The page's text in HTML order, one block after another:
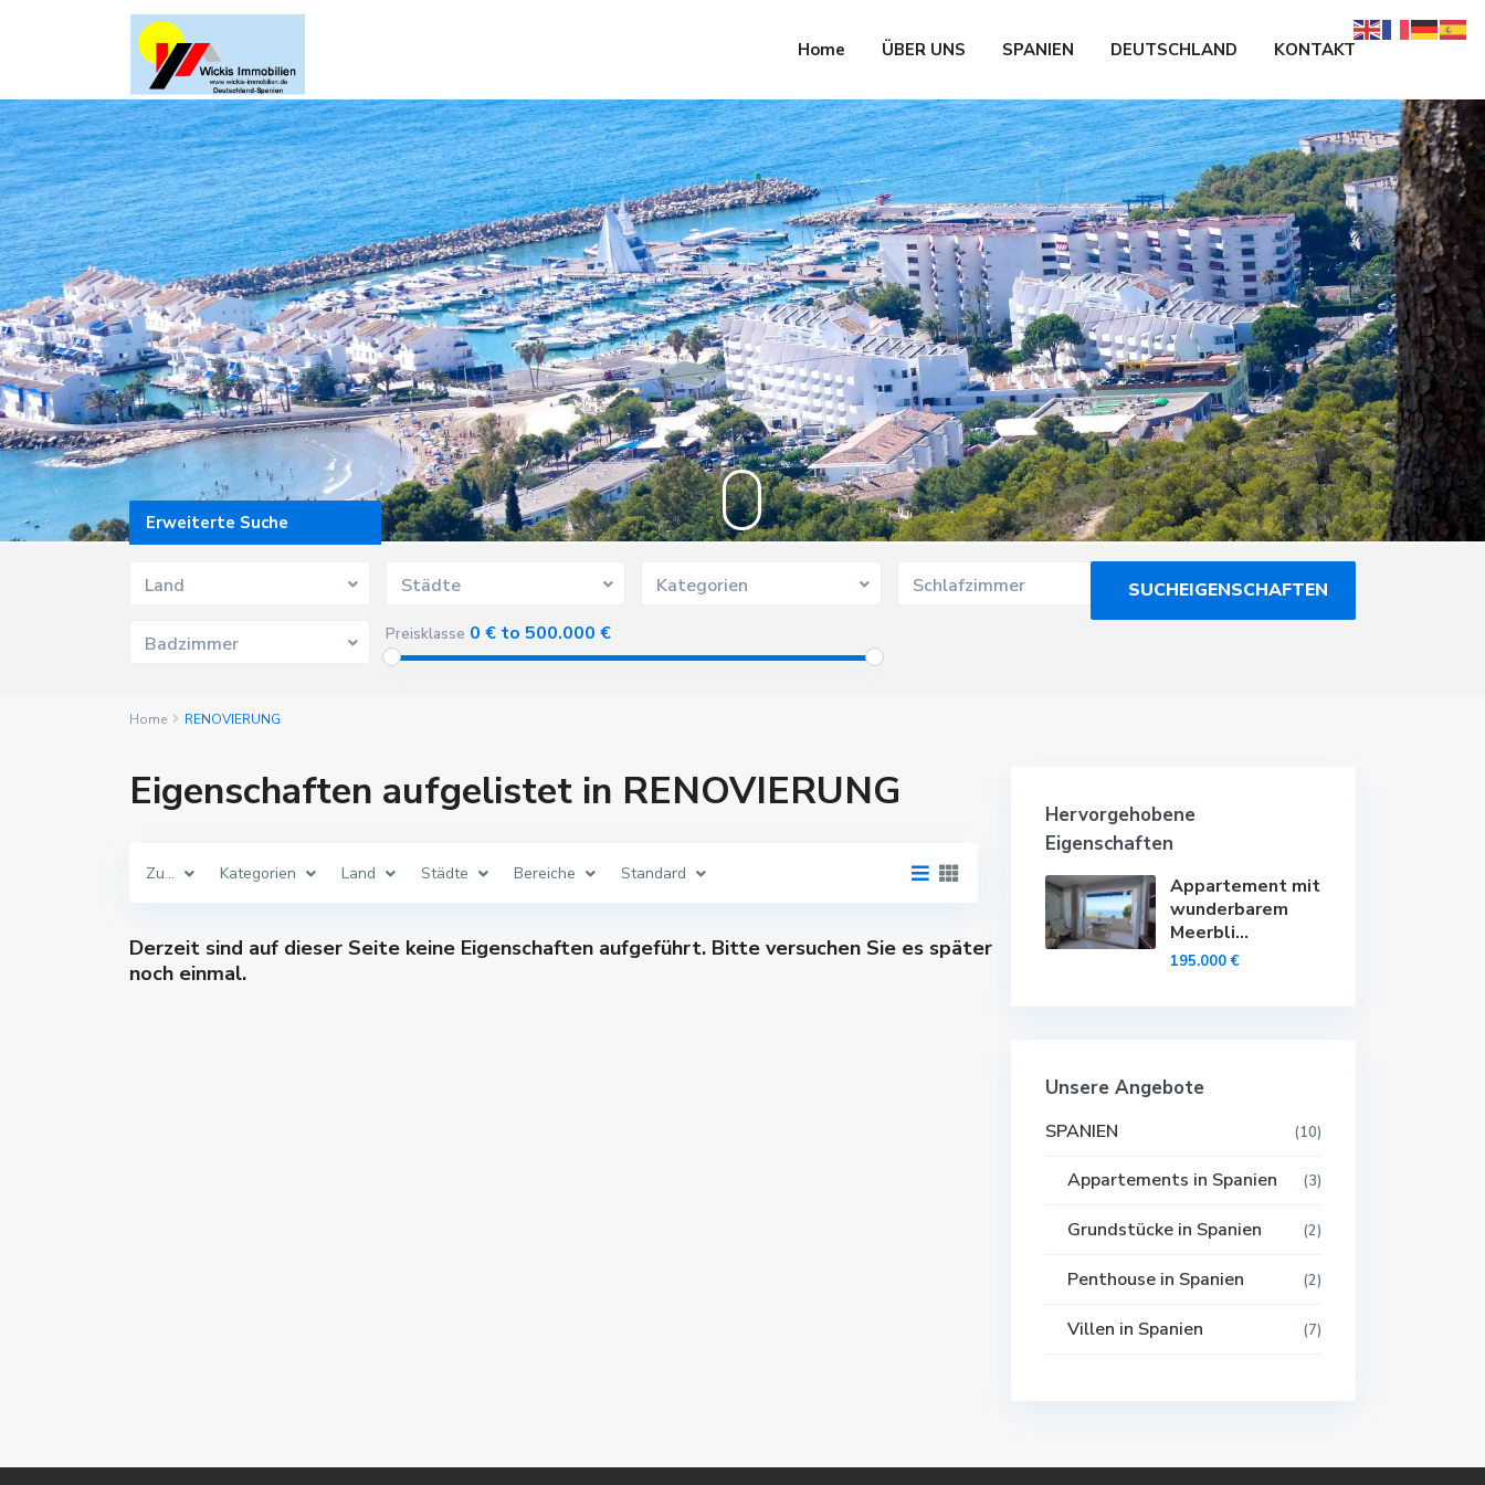
Home ÜBER UNS SPANIEN DEUTSCHLAND KONTAKT
Erweiterte Suche
Land Städte Kategorien Schlafzimmer
Badzimmer Preisklasse 0 € to 500.000 €
Home RENOVIERUNG
Eigenschaften aufgelistet in RENOVIERUNG
Zu... Kategorien Land Städte Bereiche Standard
Derzeit sind auf dieser Seite keine Eigenschaften aufgeführt. Bitte versuchen Sie es später
noch einmal.
Hervorgehobene
Eigenschaften
Appartement mit
wunderbarem
Meerbli...
195.000 €
Unsere Angebote
SPANIEN (10)
Appartements in Spanien (3)
Grundstücke in Spanien (2)
Penthouse in Spanien (2)
Villen in Spanien (7)